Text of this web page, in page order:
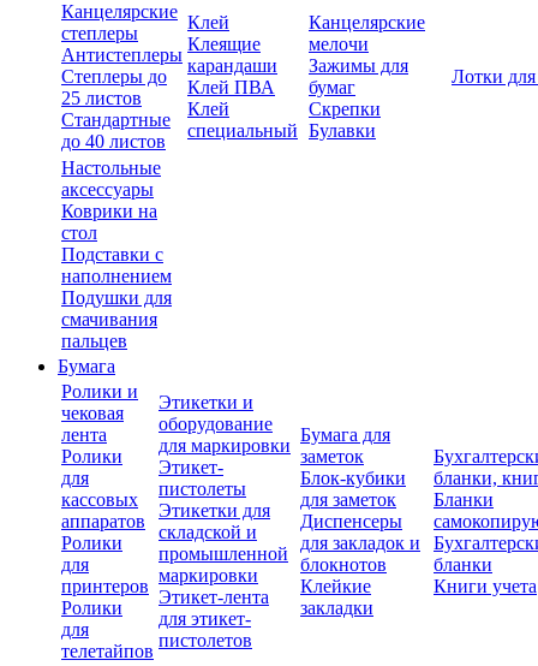
Канцелярские
степлеры
Антистеплеры
Степлеры до
25 листов
Стандартные
до 40 листов
Клей
Клеящие
карандаши
Клей ПВА
Клей
специальный
Канцелярские
мелочи
Зажимы для
бумаг
Скрепки
Булавки
Лотки
Настольные
аксессуары
Коврики на
стол
Подставки с
наполнением
Подушки для
смачивания
пальцев
Бумага
Ролики и
чековая
лента
Ролики
для
кассовых
аппаратов
Ролики
для
принтеров
Ролики
для
телетайпов
Этикетки и
оборудование
для маркировки
Этикет-
пистолеты
Этикетки для
складской и
промышленной
маркировки
Этикет-лента
для этикет-
пистолетов
Бумага для
заметок
Блок-кубики
для заметок
Диспенсеры
для закладок и
блокнотов
Клейкие
закладки
бланки,
Бланки
бланки
Книги учета